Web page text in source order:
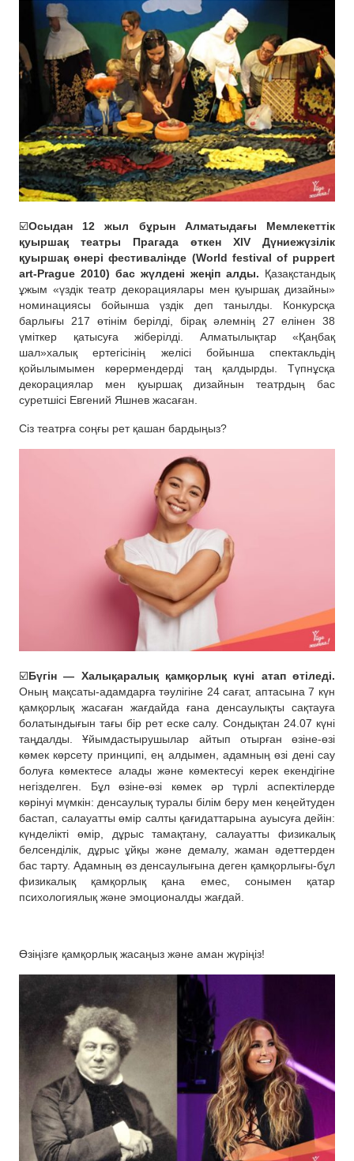
☑️Осыдан 12 жыл бұрын Алматыдағы Мемлекеттік
қуыршақ театры Прагада өткен XIV Дүниежүзілік
қуыршақ өнері фестивалінде (World festival of puppert
art-Prague 2010) бас жүлдені жеңіп алды. Қазақстандық
ұжым «үздік театр декорациялары мен қуыршақ дизайны»
номинациясы бойынша үздік деп танылды. Конкурсқа
барлығы 217 өтінім берілді, бірақ әлемнің 27 елінен 38
үміткер қатысуға жіберілді. Алматылықтар «Қаңбақ
шал»халық ертегісінің желісі бойынша спектакльдің
қойылымымен көрермендерді таң қалдырды. Түпнұсқа
декорациялар мен қуыршақ дизайнын театрдың бас
суретшісі Евгений Яшнев жасаған.
Сіз театрға соңғы рет қашан бардыңыз?
☑️Бүгін — Халықаралық қамқорлық күні атап өтіледі.
Оның мақсаты-адамдарға тәулігіне 24 сағат, аптасына 7 күн
қамқорлық жасаған жағдайда ғана денсаулықты сақтауға
болатындығын тағы бір рет еске салу. Сондықтан 24.07 күні
таңдалды. Ұйымдастырушылар айтып отырған өзіне-өзі
көмек көрсету принципі, ең алдымен, адамның өзі дені сау
болуға көмектесе алады және көмектесуі керек екендігіне
негізделген. Бұл өзіне-өзі көмек әр түрлі аспектілерде
көрінуі мүмкін: денсаулық туралы білім беру мен кеңейтуден
бастап, салауатты өмір салты қағидаттарына ауысуға дейін:
күнделікті өмір, дұрыс тамақтану, салауатты физикалық
белсенділік, дұрыс ұйқы және демалу, жаман әдеттерден
бас тарту. Адамның өз денсаулығына деген қамқорлығы-бұл
физикалық қамқорлық қана емес, сонымен қатар
психологиялық және эмоционалды жағдай.
Өзіңізге қамқорлық жасаңыз және аман жүріңіз!